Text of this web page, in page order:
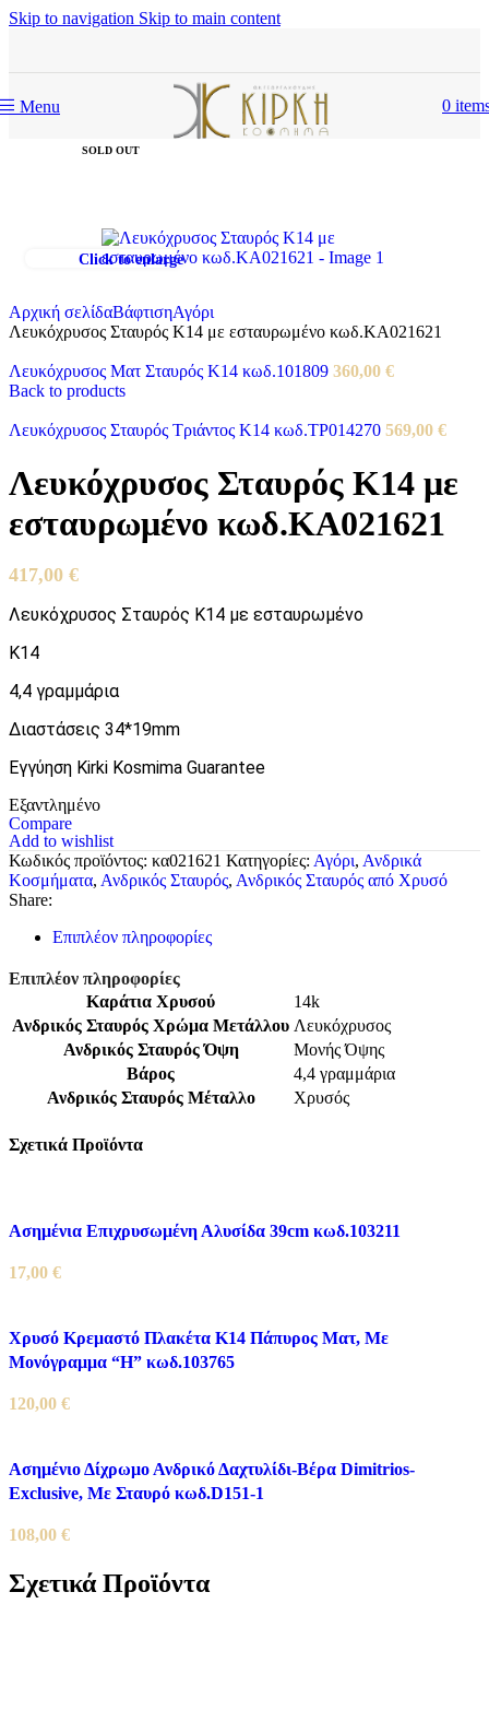
Skip to navigation Skip to main content
Menu 0
SOLD OUT
Click to enlarge
Αρχική σελίδαΒάφτισηΑγόρι
Λευκόχρυσος Σταυρός Κ14 με εσταυρωμένο κωδ.ΚΑ021621
Λευκόχρυσος Ματ Σταυρός Κ14 κωδ.101809 360,00 €
Back to products
Λευκόχρυσος Σταυρός Τριάντος Κ14 κωδ.ΤΡ014270 569,00 €
Λευκόχρυσος Σταυρός Κ14 με
εσταυρωμένο κωδ.ΚΑ021621
417,00 €
Λευκόχρυσος Σταυρός Κ14 με εσταυρωμένο
Κ14
4,4 γραμμάρια
Διαστάσεις 34*19mm
Εγγύηση Kirki Kosmima Guarantee
Εξαντλημένο
Compare
Add to wishlist
Κωδικός προϊόντος: κα021621 Κατηγορίες: Αγόρι, Ανδρικά
Κοσμήματα, Ανδρικός Σταυρός, Ανδρικός Σταυρός από Χρυσό
Share:
Επιπλέον πληροφορίες
Επιπλέον πληροφορίες
Καράτια Χρυσού
14k
Ανδρικός Σταυρός Χρώμα Μετάλλου Λευκόχρυσος
Ανδρικός Σταυρός Όψη
Μονής Όψης
Βάρος
4,4 γραμμάρια
Ανδρικός Σταυρός Μέταλλο
Χρυσός
Σχετικά Προϊόντα
Ασημένια Επιχρυσωμένη Αλυσίδα 39cm κωδ.103211
17,00 €
Χρυσό Κρεμαστό Πλακέτα K14 Πάπυρος Ματ, Με
Μονόγραμμα “Η” κωδ.103765
120,00 €
Ασημένιο Δίχρωμο Ανδρικό Δαχτυλίδι-Βέρα Dimitrios-
Exclusive, Mε Σταυρό κωδ.D151-1
108,00 €
Σχετικά Προϊόντα